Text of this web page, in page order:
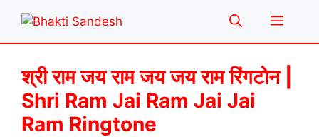
content
Menu
श्री राम जय राम जय जय राम रिंगटोन |
Shri Ram Jai Ram Jai Jai
Ram Ringtone